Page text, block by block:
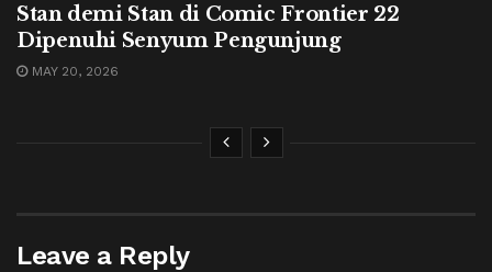
Stan demi Stan di Comic Frontier 22
Dipenuhi Senyum Pengunjung
MAY 20, 2026
Leave a Reply